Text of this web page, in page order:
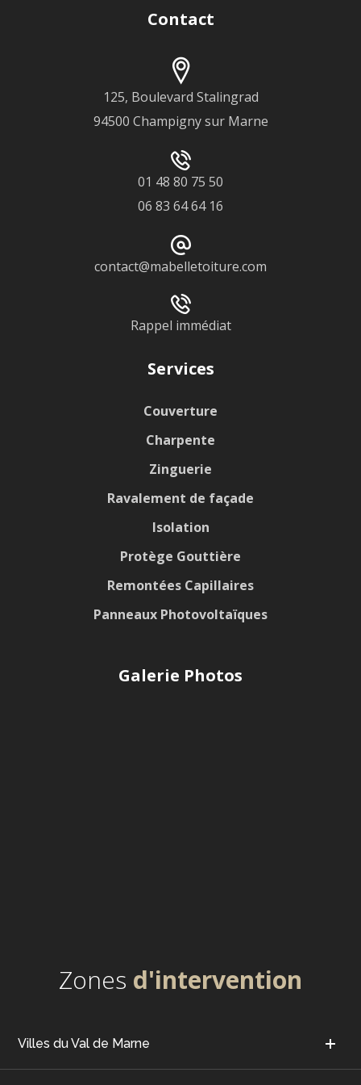
Contact
125, Boulevard Stalingrad
94500 Champigny sur Marne
01 48 80 75 50
06 83 64 64 16
contact@mabelletoiture.com
Rappel immédiat
Services
Couverture
Charpente
Zinguerie
Ravalement de façade
Isolation
Protège Gouttière
Remontées Capillaires
Panneaux Photovoltaïques
Galerie Photos
Zones d'intervention
Villes du Val de Marne